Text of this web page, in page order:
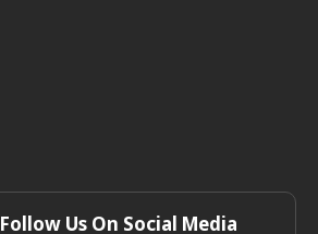
Follow Us On Social Media